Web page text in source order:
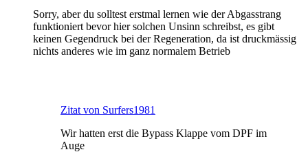
Sorry, aber du solltest erstmal lernen wie der Abgasstrang
funktioniert bevor hier solchen Unsinn schreibst, es gibt
keinen Gegendruck bei der Regeneration, da ist druckmässig
nichts anderes wie im ganz normalem Betrieb
Zitat von Surfers1981
Wir hatten erst die Bypass Klappe vom DPF im
Auge